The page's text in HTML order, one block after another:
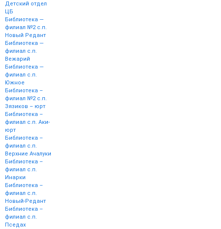
Детский отдел
ЦБ
Библиотека —
филиал №2 с.п.
Новый Редант
Библиотека —
филиал с.п.
Вежарий
Библиотека —
филиал с.п.
Южное
Библиотека –
филиал №2 с.п.
Зязиков – юрт
Библиотека –
филиал с.п. Аки-
юрт
Библиотека –
филиал с.п.
Верхние Ачалуки
Библиотека –
филиал с.п.
Инарки
Библиотека –
филиал с.п.
Новый-Редант
Библиотека –
филиал с.п.
Пседах